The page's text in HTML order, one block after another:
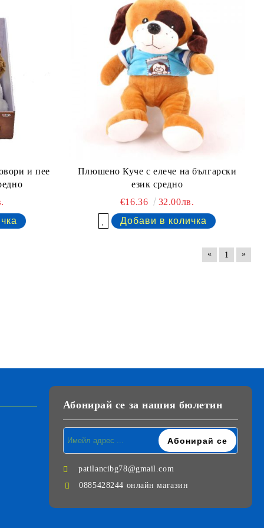
и пее
Плюшено Куче с елече на български
език средно
€16.36
32.00лв.
« 1 »
Абонирай се за нашия бюлетин
patilancibg78@gmail.com
0885428244 онлайн магазин